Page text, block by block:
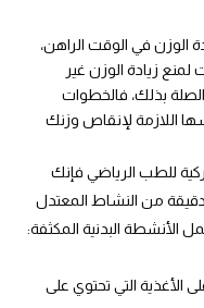
الوزن في الوقت الراهن،
زيادة الوزن غير
بذلك، فالخطوات
اللازمة لإنقاص وزنك
للطب الرياضي فإنك
تحتاج إلى الحصول على 150 دقيقة إلى 250 دقيقة من النشاط المعتدل
الأنشطة البدنية المكثفة:
الأغذية التي تحتوي على